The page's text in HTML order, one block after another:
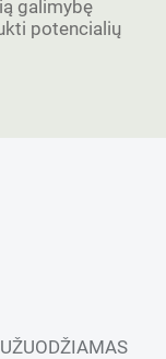
galimybę
potencialių